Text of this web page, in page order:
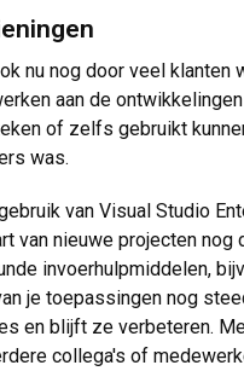
nu nog door veel
aan de
of zelfs gebruikt
was.
van Visual Studio
van nieuwe projecten
invoerhulpmiddelen,
je toepassingen nog
en blijft ze verbeteren.
collega's of